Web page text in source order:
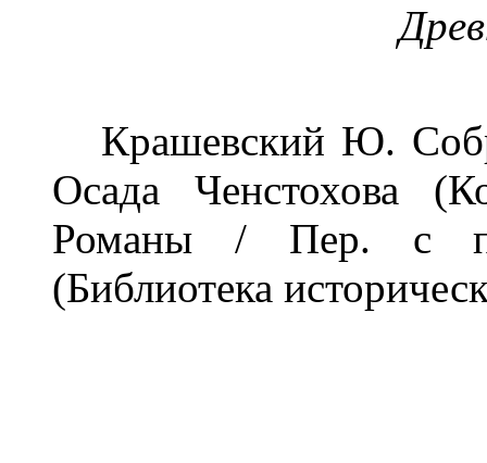
Крашевский Ю.
Осада Ченстохова
Романы / Пер. с
(Библиотека